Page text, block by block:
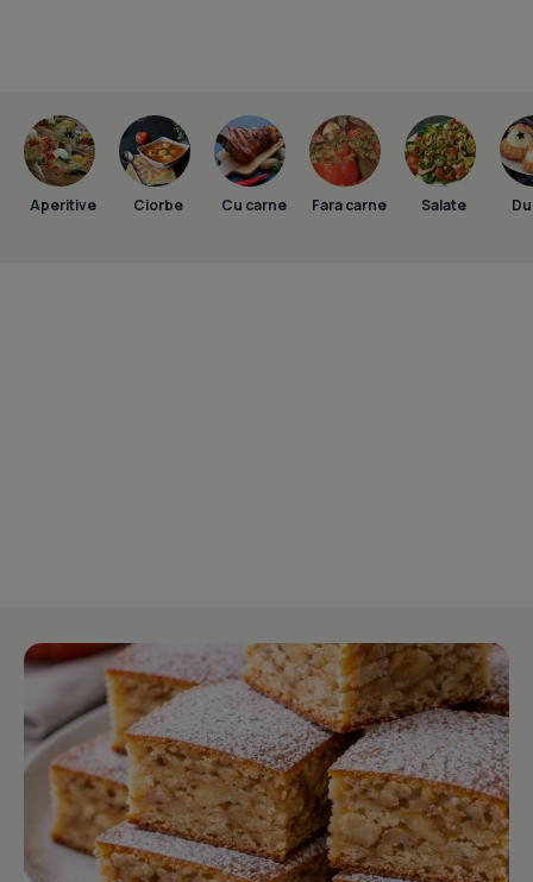
Aperitive Ciorbe Cu carne Fara carne Salate